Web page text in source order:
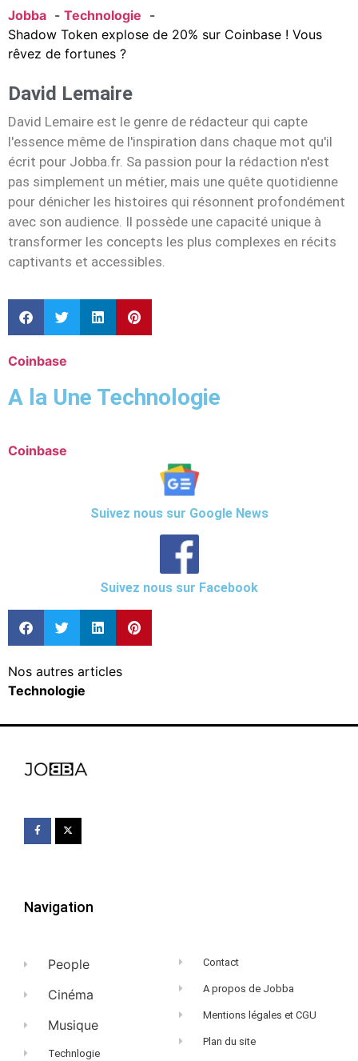
Jobba
Technologie
Shadow Token explose de 20% sur Coinbase ! Vous
rêvez de fortunes ?
David Lemaire
David Lemaire est le genre de rédacteur qui capte
l'essence même de l'inspiration dans chaque mot qu'il
écrit pour Jobba.fr. Sa passion pour la rédaction n'est
pas simplement un métier, mais une quête quotidienne
pour dénicher les histoires qui résonnent profondément
avec son audience. Il possède une capacité unique à
transformer les concepts les plus complexes en récits
captivants et accessibles.
Coinbase
A la Une Technologie
Coinbase
Suivez nous sur Google News
Suivez nous sur Facebook
Nos autres articles
Technologie
Navigation
People
Cinéma
Musique
Technlogie
Contact
A propos de Jobba
Mentions légales et CGU
Plan du site